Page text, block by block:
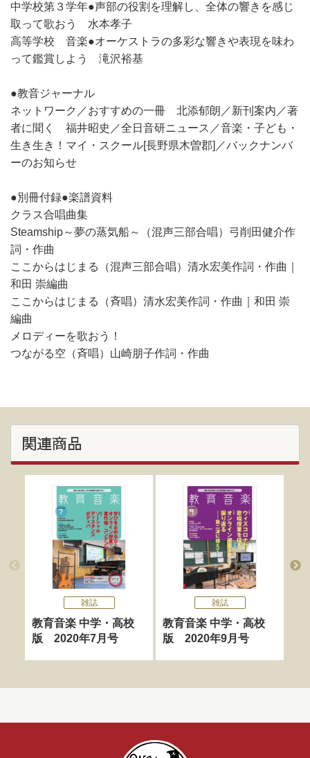
中学校第３学年●声部の役割を理解し、全体の響きを感じ
取って歌おう 水本孝子
高等学校 音楽●オーケストラの多彩な響きや表現を味わ
って鑑賞しよう 滝沢裕基
●教音ジャーナル
ネットワーク／おすすめの一冊 北添郁朗／新刊案内／著
者に聞く 福井昭史／全日音研ニュース／音楽・子ども・
生き生き！マイ・スクール[長野県木曽郡]／バックナンバ
ーのお知らせ
●別冊付録●楽譜資料
クラス合唱曲集
Steamship～夢の蒸気船～（混声三部合唱）弓削田健介作
詞・作曲
ここからはじまる（混声三部合唱）清水宏美作詞・作曲｜
和田 崇編曲
ここからはじまる（斉唱）清水宏美作詞・作曲｜和田 崇
編曲
メロディーを歌おう！
つながる空（斉唱）山崎朋子作詞・作曲
関連商品
雑誌
教育音楽 中学・高校
版 2020年7月号
雑誌
教育音楽 中学・高校
版 2020年9月号